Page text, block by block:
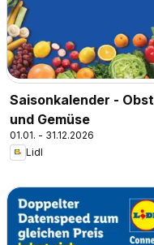
Saisonkalender - Obst
und Gemüse
01.01. - 31.12.2026
Lidl